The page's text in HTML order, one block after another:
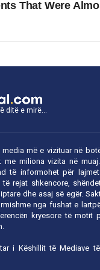
ditë e mirë...
më e vizituar në
miliona vizita në
të informohet për
të rejat shkencore,
dhe asaj së egër.
nga fushat e
kryesore të motit
i Këshillit të Mediave